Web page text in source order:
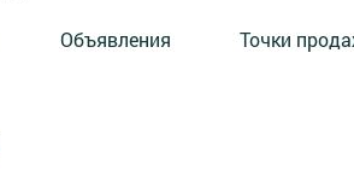
Объявления Точки